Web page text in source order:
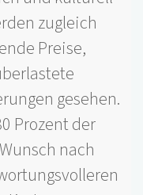
zugleich
Preise,
gesehen.
Prozent der
nach